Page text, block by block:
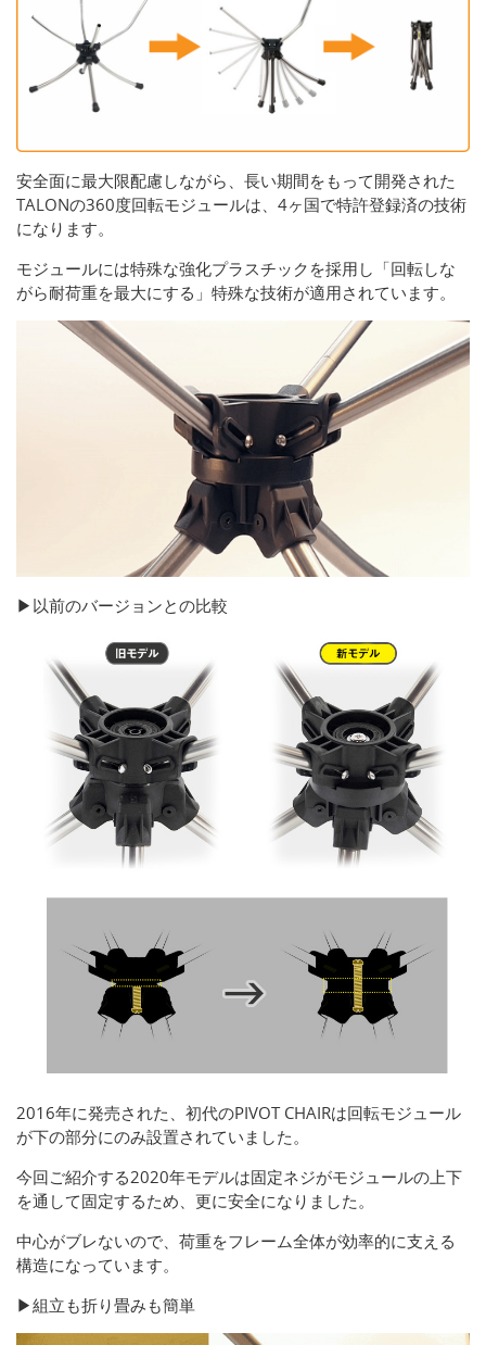
安全面に最大限配慮しながら、長い期間をもって開発された
TALONの360度回転モジュールは、4ヶ国で特許登録済の技術
になります。
モジュールには特殊な強化プラスチックを採用し「回転しな
がら耐荷重を最大にする」特殊な技術が適用されています。
▶以前のバージョンとの比較
2016年に発売された、初代のPIVOT CHAIRは回転モジュール
が下の部分にのみ設置されていました。
今回ご紹介する2020年モデルは固定ネジがモジュールの上下
を通して固定するため、更に安全になりました。
中心がブレないので、荷重をフレーム全体が効率的に支える
構造になっています。
▶組立も折り畳みも簡単